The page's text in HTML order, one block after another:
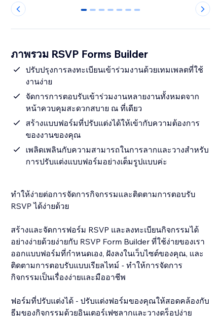
0 1 2 3 4 5 6
ภาพรวม RSVP Forms Builder
ปรับปรุงการลงทะเบียนเข้าร่วมงานด้วยเทมเพลตที่ใช้
งานง่าย
จัดการการตอบรับเข้าร่วมงานหลายงานทั้งหมดจาก
หน้าควบคุมสะดวกสบาย ณ ที่เดียว
สร้างแบบฟอร์มที่ปรับแต่งได้ให้เข้ากับความต้องการ
ของงานของคุณ
เพลิดเพลินกับความสามารถในการลากและวางสำหรับ
การปรับแต่งแบบฟอร์มอย่างเต็มรูปแบบค่ะ
ทำให้ง่ายต่อการจัดการกิจกรรมและติดตามการตอบรับ
RSVP ได้ง่ายด้วย
สร้างและจัดการฟอร์ม RSVP และลงทะเบียนกิจกรรมได้
อย่างง่ายด้วยง่ายกับ RSVP Form Builder ที่ใช้ง่ายของเรา
ออกแบบฟอร์มที่กำหนดเอง, ฝังลงในเว็บไซต์ของคุณ, และ
ติดตามการตอบรับแบบเรียลไทม์ - ทำให้การจัดการ
กิจกรรมเป็นเรื่องง่ายและมืออาชีพ
ฟอร์มที่ปรับแต่งได้ - ปรับแต่งฟอร์มของคุณให้สอดคล้องกับ
ธีมของกิจกรรมด้วยอินเตอร์เฟซลากและวางดร็อปง่าย